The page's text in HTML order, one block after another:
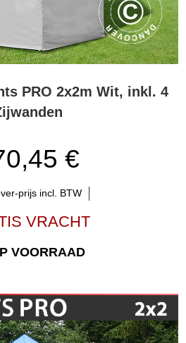
PRO 2x2m Wit, inkl. 4
€
prijs incl. BTW
VRACHT
VOORRAAD